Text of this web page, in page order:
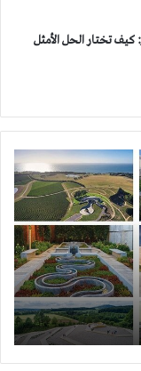
كيف تختار الحل الأمثل